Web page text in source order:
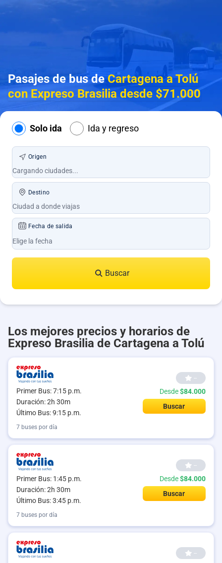
Pasajes de bus deCartagena a Tolú
con Expreso Brasilia desde $71.000
Solo ida Ida y regreso
Origen
Destino
Fecha de salida
Buscar
Los mejores precios y horarios de
Expreso Brasilia de Cartagena a Tolú
Primer Bus: 7:15 p.m.
Duración: 2h 30m
Último Bus: 9:15 p.m.
--
Desde$84.000
Buscar
7 buses por día
Primer Bus: 1:45 p.m.
Duración: 2h 30m
Último Bus: 3:45 p.m.
--
Desde$84.000
Buscar
7 buses por día
--